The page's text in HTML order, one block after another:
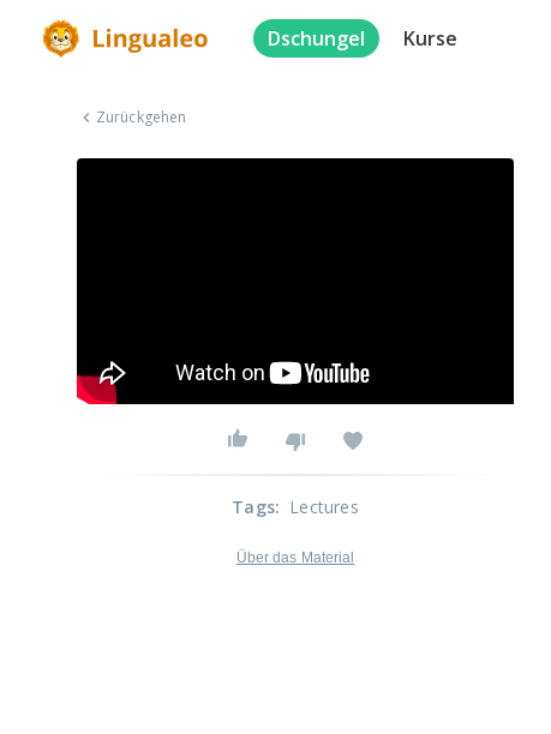
Dschungel Kurse
Zurückgehen
Tags: Lectures
Über das Material